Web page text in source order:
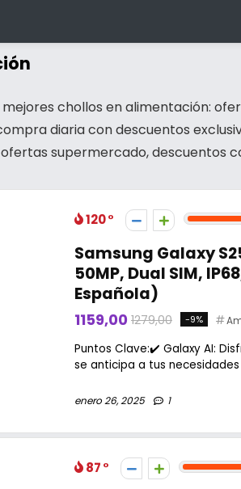
chollos en alimentación:
diaria con descuentos
supermercado, descuentos
120
Samsung Galaxy
50MP, Dual SIM,
Española)
1159,00 1279,00 -9%
Puntos Clave:✔️ Galaxy AI:
se anticipa a tus necesidades
enero 26, 2025 1
87